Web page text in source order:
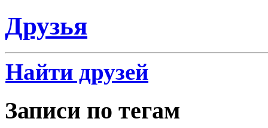
Друзья
Найти друзей
Записи по тегам